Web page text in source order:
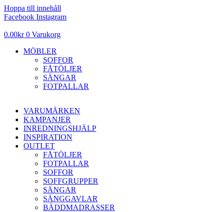
Hoppa till innehåll
Facebook Instagram
0.00kr 0 Varukorg
MÖBLER
SOFFOR
FÅTÖLJER
SÄNGAR
FOTPALLAR
VARUMÄRKEN
KAMPANJER
INREDNINGSHJÄLP
INSPIRATION
OUTLET
FÅTÖLJER
FOTPALLAR
SOFFOR
SOFFGRUPPER
SÄNGAR
SÄNGGAVLAR
BÄDDMADRASSER